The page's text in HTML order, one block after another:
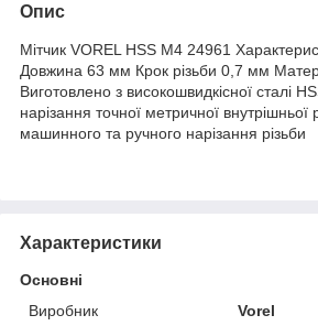
Опис
Мітчик VOREL HSS M4 24961
Довжина 63 мм Крок різьби 0,7 мм
Виготовлено з високошвидкісної сталі
нарізання точної метричної внутрішньої
машинного та ручного нарізання різьби
Характеристики
Основні
Виробник
Vorel